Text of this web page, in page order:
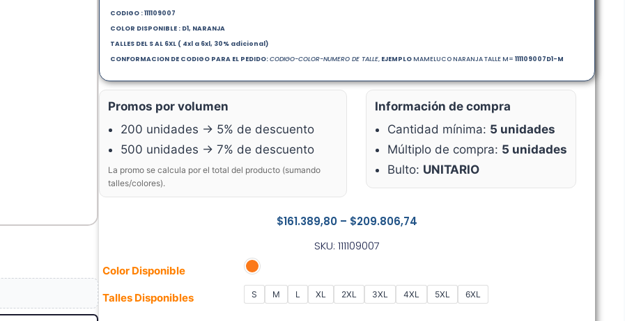
$161.389,80 – $209.806,74
CODIGO : 111109007
COLOR DISPONIBLE : D1, NARANJA
TALLES DEL S AL 6XL ( 4xl a 6xl, 30% adicional)
CONFORMACION DE CODIGO PARA EL PEDIDO:CODIGO-COLOR-NUMERO DE TALLE, EJEMPLOMAMELUCO NARANJA TALLE M= 111109007D1-M
SKU: 111109007
Color Disponible
Talles Disponibles S M L XL 2XL 3XL 4XL 5XL 6XL
Promos por volumen
200 unidades → 5% de descuento
500 unidades → 7% de descuento
La promo se calcula por el total del producto (sumando
talles/colores).
Información de compra
Cantidad mínima: 5 unidades
Múltiplo de compra: 5 unidades
Bulto: UNITARIO